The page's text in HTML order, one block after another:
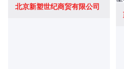
北京新塑世纪商贸有限公司